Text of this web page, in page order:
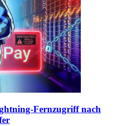
Fernzugriff nach